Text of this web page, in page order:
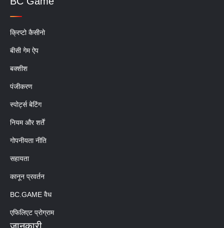
क्रिप्टो कैसीनो
बीसी गेम ऐप
बक्शीश
पंजीकरण
स्पोर्ट्स बेटिंग
नियम और शर्तें
गोपनीयता नीति
सहायता
कानून प्रवर्तन
BC.GAME वैध
एफिलिएट प्रोग्राम
जानकारी